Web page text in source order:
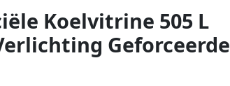
Koelvitrine 505 L
Geforceerde